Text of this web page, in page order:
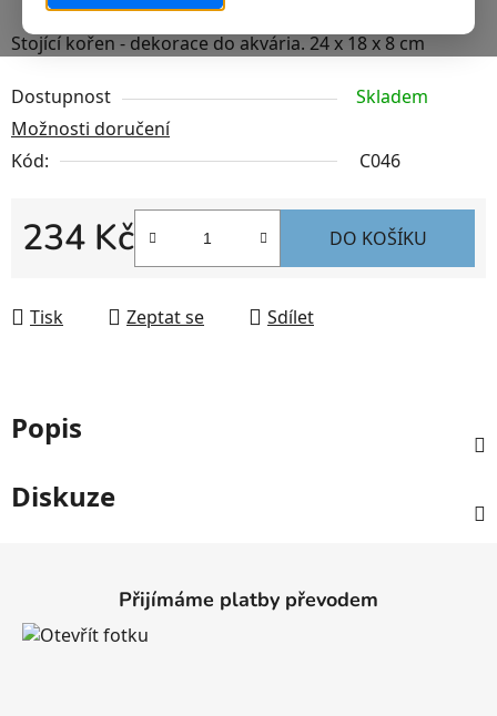
Stojící kořen - dekorace do akvária. 24 x 18 x 8 cm
Dostupnost
Skladem
Možnosti doručení
Kód:
C046
234 Kč DO KOŠÍKU
Tisk Zeptat se Sdílet
Popis
Diskuze
Přijímáme platby převodem